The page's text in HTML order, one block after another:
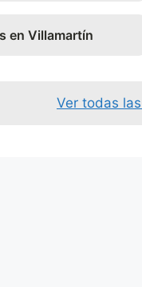
en Villamartín
Ver todas